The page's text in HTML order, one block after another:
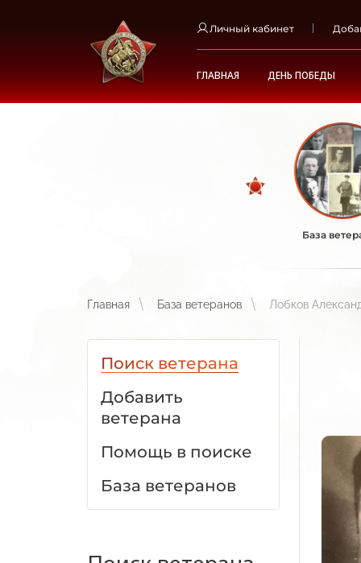
Личный кабинет
ГЛАВНАЯ ДЕНЬ ПОБЕДЫ
База
Главная База ветеранов Лобков
Поиск ветерана
Добавить
ветерана
Помощь в поиске
База ветеранов